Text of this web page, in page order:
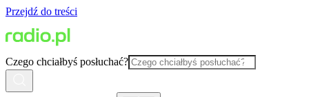
Przejdź do treści
Czego chciałbyś posłuchać?